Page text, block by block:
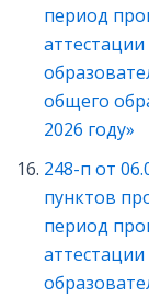
период
аттестации
общего
2026 году»
248-п от
пунктов
период
аттестации